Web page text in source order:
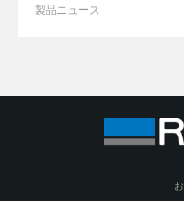
製品ニュース